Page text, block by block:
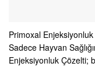
Primoxal
Sadece Hayvan
Enjeksiyonluk Çözelti;